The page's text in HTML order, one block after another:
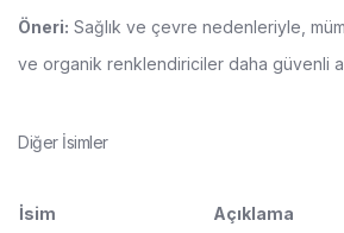
Öneri: Sağlık ve çevre nedenleriyle,
ve organik renklendiriciler daha güvenli
Diğer İsimler
İsim
Açıklama